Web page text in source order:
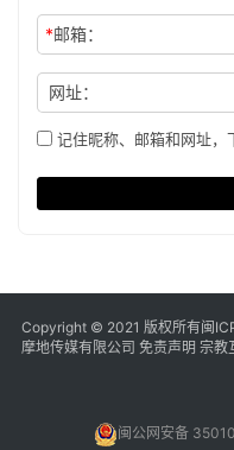
*邮箱：
网址：
记住昵称、邮箱和网址，
Copyright © 2021 版权所有闽
摩地传媒有限公司 免责声明 宗教
闽公网安备